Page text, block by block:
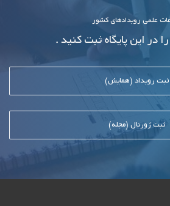
علمی رویدادهای کشور
در این پایگاه ثبت کنید .
ثبت رویداد (همایش)
ثبت ژورنال (مجله)